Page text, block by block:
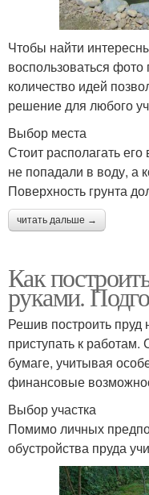
Чтобы найти
воспользоваться
количество идей
решение для любого
Выбор места
Стоит располагать
не попадали в воду, а
Поверхность грунта
читать дальше →
Как
руками.
Решив построить пруд
приступать к
бумаге, учитывая
финансовые
Выбор участка
Помимо личных
обустройства пруда